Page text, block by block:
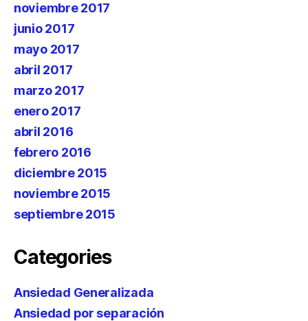
noviembre 2017
junio 2017
mayo 2017
abril 2017
marzo 2017
enero 2017
abril 2016
febrero 2016
diciembre 2015
noviembre 2015
septiembre 2015
Categories
Ansiedad Generalizada
Ansiedad por separación